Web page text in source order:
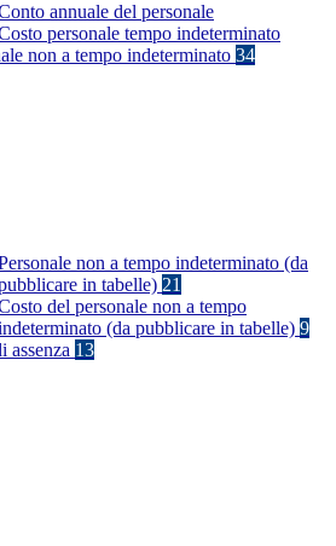
annuale del personale
personale tempo indeterminato
non a tempo indeterminato 34
non a tempo indeterminato (da
in tabelle) 21
del personale non a tempo
(da pubblicare in tabelle) 9
assenza 13